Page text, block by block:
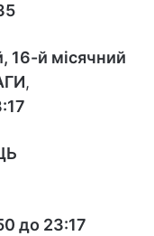
16-й місячний
,
до 23:17